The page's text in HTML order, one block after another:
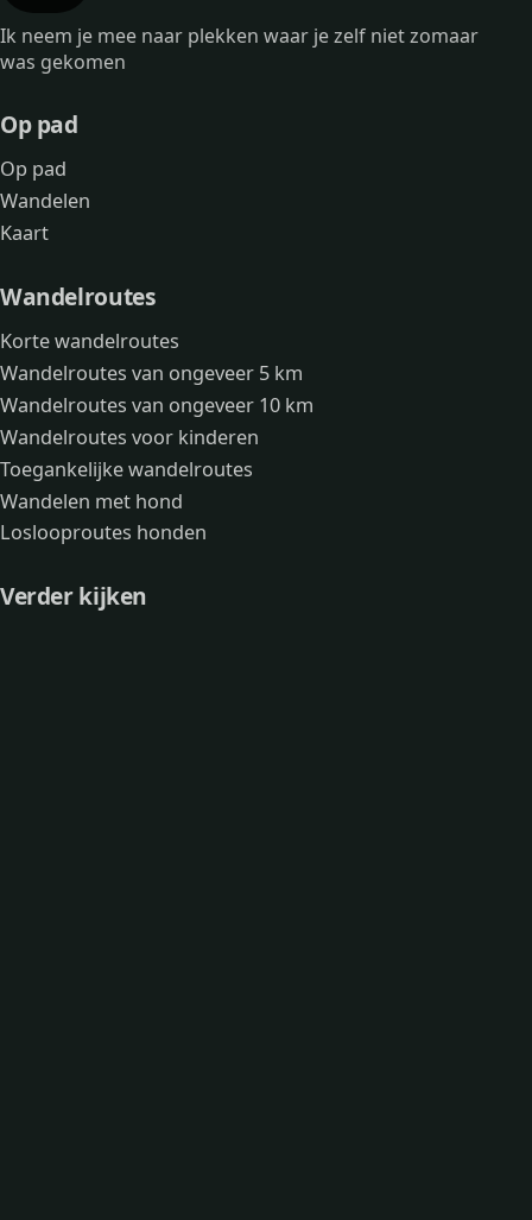
Ik neem je mee naar plekken waar je zelf niet zomaar
was gekomen
Op pad
Op pad
Wandelen
Kaart
Wandelroutes
Korte wandelroutes
Wandelroutes van ongeveer 5 km
Wandelroutes van ongeveer 10 km
Wandelroutes voor kinderen
Toegankelijke wandelroutes
Wandelen met hond
Loslooproutes honden
Verder kijken